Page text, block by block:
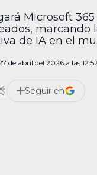
Microsoft 365
marcando
de IA en el
de abril del 2026 a las
Seguir en